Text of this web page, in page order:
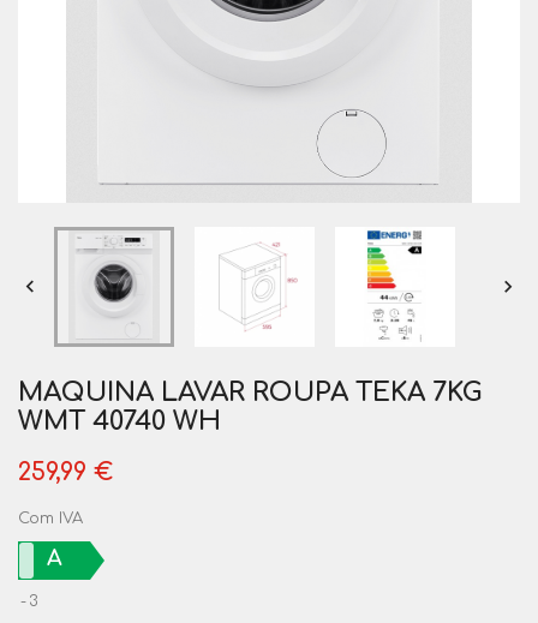
 
MAQUINA LAVAR ROUPA TEKA 7KG
WMT 40740 WH
259,99 €
Com IVA
A
3